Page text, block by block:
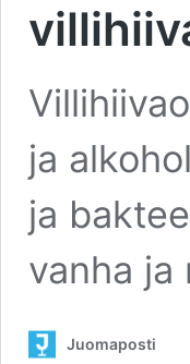
ja
ja
vanha ja
Juomaposti